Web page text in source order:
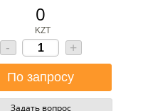
0
KZT
- +
Задать вопрос